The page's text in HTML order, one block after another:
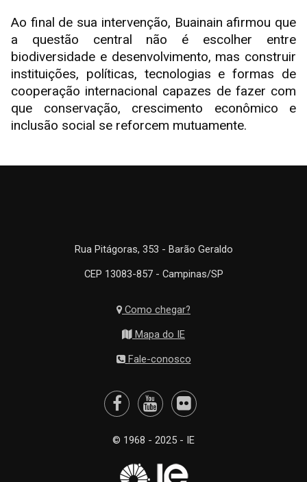
Ao final de sua intervenção, Buainain afirmou que
a questão central não é escolher entre
biodiversidade e desenvolvimento, mas construir
instituições, políticas, tecnologias e formas de
cooperação internacional capazes de fazer com
que conservação, crescimento econômico e
inclusão social se reforcem mutuamente.
Rua Pitágoras, 353 - Barão Geraldo
CEP 13083-857 - Campinas/SP
Como chegar?
Mapa do IE
Fale-conosco
© 1968 - 2025 - IE